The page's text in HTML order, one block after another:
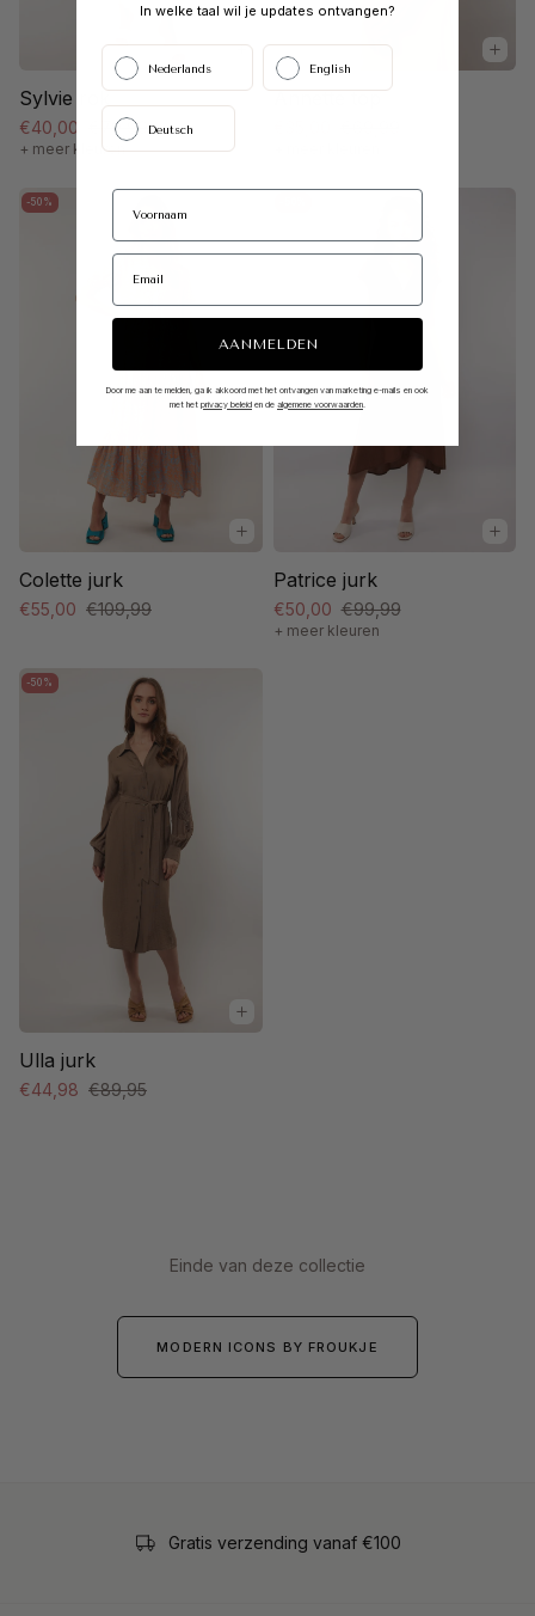
Sylvie rok
€40,00 €79,99
+ meer kleuren
Annette top
-50%
Colette jurk
€55,00 €109,99
Patrice jurk
€50,00 €99,99
+ meer kleuren
-50%
Ulla jurk
€44,98 €89,95
Einde van deze collectie
MODERN ICONS BY FROUKJE
Gratis verzending vanaf €100
In welke taal wil je updates ontvangen?
Nederlands English
Deutsch
AANMELDEN
Door me aan te melden, ga ik akkoord met het ontvangen van marketing e-mails en ook
met het privacy beleid en de algemene voorwaarden.